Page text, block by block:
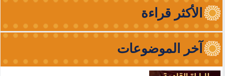
الأكثر قراءة
آخر الموضوعات